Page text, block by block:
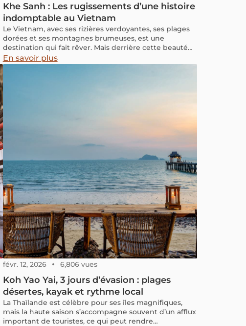
Khe Sanh : Les rugissements d’une histoire
indomptable au Vietnam
Le Vietnam, avec ses rizières verdoyantes, ses plages
dorées et ses montagnes brumeuses, est une
destination qui fait rêver. Mais derrière cette beauté
se cache une histoire de lutte et de courage, gravée
dans les mémoires par des lieux comme la base de
combat de Khe Sanh.
En savoir plus
févr. 12, 2026 6,806 vues
Koh Yao Yai, 3 jours d’évasion : plages
désertes, kayak et rythme local
La Thaïlande est célèbre pour ses îles magnifiques,
mais la haute saison s’accompagne souvent d’un afflux
important de touristes, ce qui peut rendre